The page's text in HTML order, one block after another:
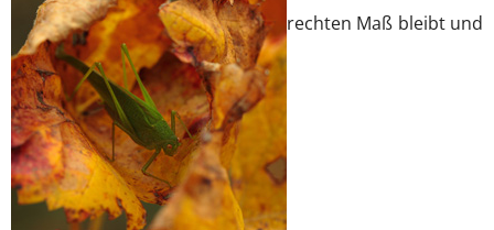
rechten Maß bleibt und